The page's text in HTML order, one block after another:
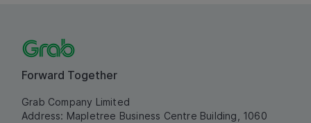
Forward Together
Grab Company Limited
Address: Mapletree Business Centre Building, 1060